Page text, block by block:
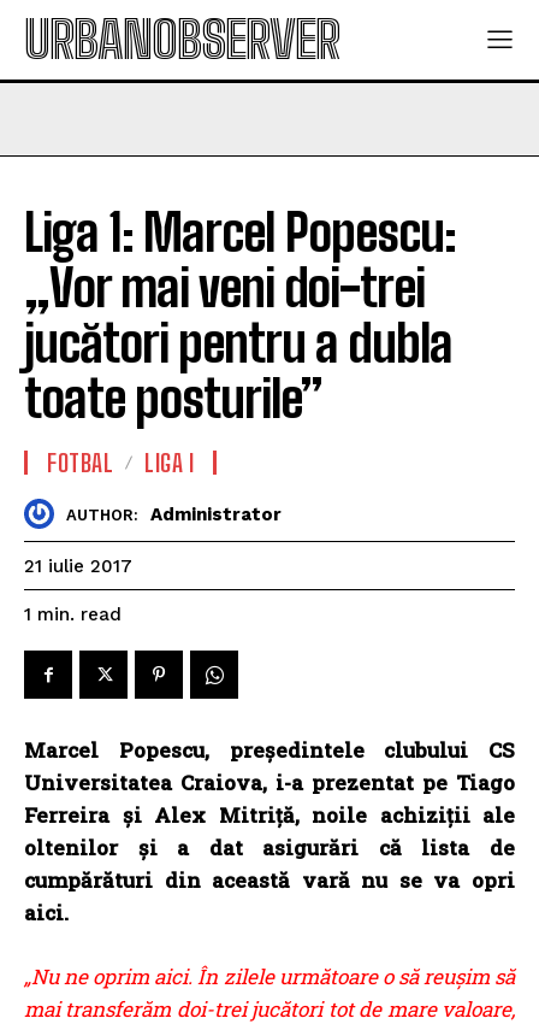
URBANOBSERVER
Liga 1: Marcel Popescu:
„Vor mai veni doi-trei
jucători pentru a dubla
toate posturile”
FOTBAL LIGA I
AUTHOR: Administrator
21 iulie 2017
1 min. read
Marcel Popescu, președintele clubului CS
Universitatea Craiova, i-a prezentat pe Tiago
Ferreira și Alex Mitriță, noile achiziții ale
oltenilor și a dat asigurări că lista de
cumpărături din această vară nu se va opri
aici.
„Nu ne oprim aici. În zilele următoare o să reușim să
mai transferăm doi-trei jucători tot de mare valoare,